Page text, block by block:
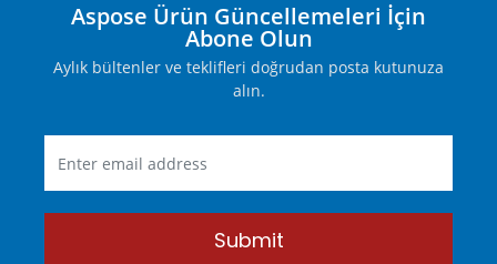
Aspose Ürün Güncellemeleri İçin
Abone Olun
Aylık bültenler ve teklifleri doğrudan posta kutunuza
alın.
Submit